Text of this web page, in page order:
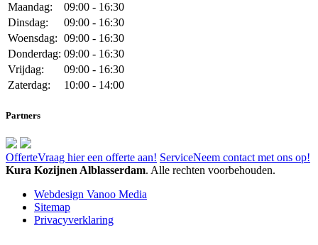
Maandag:
09:00 - 16:30
Dinsdag:
09:00 - 16:30
Woensdag: 09:00 - 16:30
Donderdag: 09:00 - 16:30
Vrijdag:
09:00 - 16:30
Zaterdag:
10:00 - 14:00
Partners
OfferteVraag hier een offerte aan! ServiceNeem contact met ons op!
Kura Kozijnen Alblasserdam. Alle rechten voorbehouden.
Webdesign Vanoo Media
Sitemap
Privacyverklaring